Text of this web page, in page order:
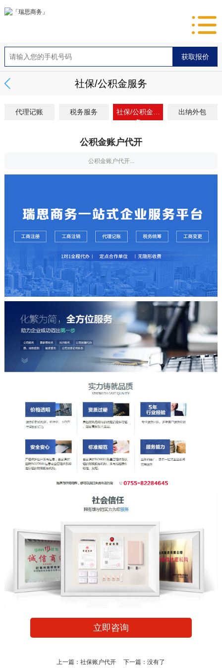
社保/公积金服务
代理记账 税务服务
社保/公积金服
务
出纳外包
公积金账户代开
公积金账户代开...
立即咨询
上一篇：社保账户代开 下一篇：没有了